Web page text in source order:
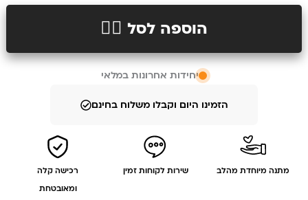
הוספה לסל 👉🏻
יחידות אחרונות במלאי
הזמינו היום וקבלו משלוח בחינם
מתנה מיוחדת מהלב שירות לקוחות זמין
רכישה קלה
ומאובטחת